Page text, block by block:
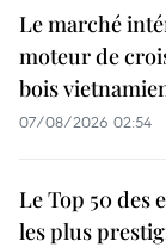
Le marché
moteur de
bois
07/08/2026 02:54
Le Top 50 des
les plus